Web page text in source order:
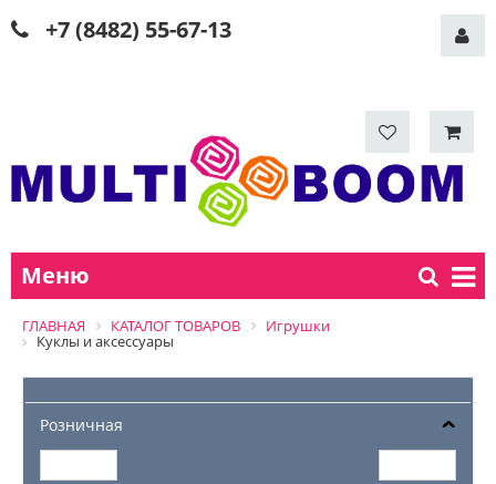
+7 (8482) 55-67-13
Меню
ГЛАВНАЯ КАТАЛОГ ТОВАРОВ
Игрушки
Куклы и аксессуары
Розничная